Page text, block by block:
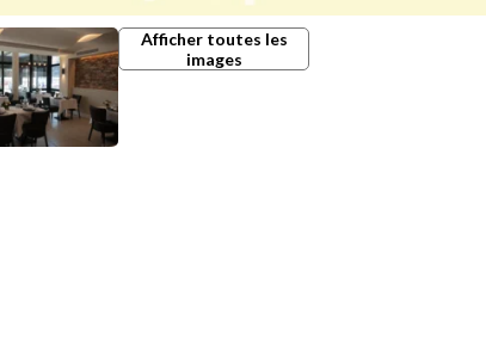
Afficher toutes les
images